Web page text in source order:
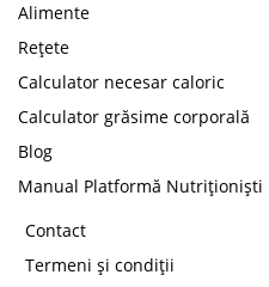
Alimente
Rețete
Calculator necesar caloric
Calculator grăsime corporală
Blog
Manual Platformă Nutriționiști
Contact
Termeni și condiții